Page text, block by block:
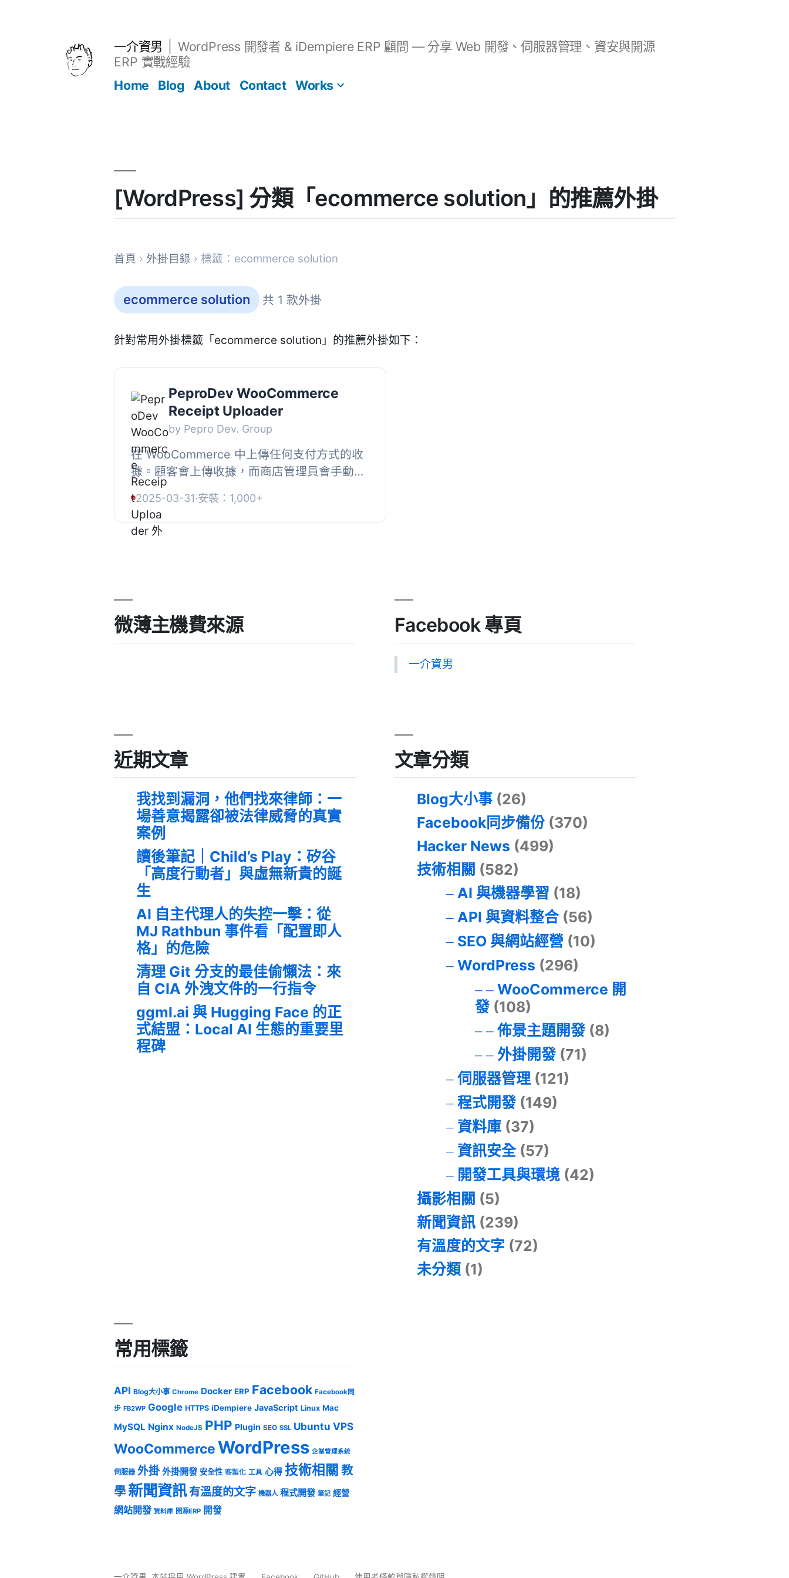
一介資男
WordPress 開發者 & iDempiere ERP 顧問 — 分享 Web 開發、伺服器管理、資安與開源
ERP 實戰經驗
Home
Blog About Contact Works
[WordPress] 分類「ecommerce solution」的推薦外掛
首頁 › 外掛目錄 › 標籤：ecommerce solution
ecommerce solution 共 1 款外掛
針對常用外掛標籤「ecommerce solution」的推薦外掛如下：
PeproDev WooCommerce
Receipt Uploader
by Pepro Dev. Group
在 WooCommerce 中上傳任何支付方式的收
據。顧客會上傳收據，而商店管理員會手動核
准/拒絕。, , ❤️ v2.0，超強更新發布 🤩, 😍 與
WooCommerce 電子郵件通知...
2025-03-31·安裝：1,000+
微薄主機費來源 Facebook 專頁
一介資男
近期文章
我找到漏洞，他們找來律師：一
場善意揭露卻被法律威脅的真實
案例
讀後筆記｜Child’s Play：矽谷
「高度行動者」與虛無新貴的誕
生
AI 自主代理人的失控一擊：從
MJ Rathbun 事件看「配置即人
格」的危險
清理 Git 分支的最佳偷懶法：來
自 CIA 外洩文件的一行指令
ggml.ai 與 Hugging Face 的正
式結盟：Local AI 生態的重要里
程碑
文章分類
Blog大小事 (26)
Facebook同步備份 (370)
Hacker News (499)
技術相關 (582)
AI 與機器學習 (18)
API 與資料整合(56)
SEO 與網站經營 (10)
WordPress (296)
WooCommerce 開
發(108)
佈景主題開發(8)
外掛開發(71)
伺服器管理(121)
程式開發(149)
資料庫(37)
資訊安全(57)
開發工具與環境(42)
攝影相關 (5)
新聞資訊 (239)
有溫度的文字 (72)
未分類 (1)
常用標籤
API Blog大小事 Chrome Docker ERP Facebook Facebook同
步 FB2WP Google HTTPS iDempiere JavaScript Linux Mac
MySQL Nginx NodeJS PHP Plugin SEO SSL Ubuntu VPS
WooCommerceWordPress 企業管理系統
伺服器 外掛 外掛開發 安全性 客製化 工具 心得 技術相關 教
學 新聞資訊有溫度的文字 機器人 程式開發 筆記 經營
網站開發 資料庫 開源ERP 開發